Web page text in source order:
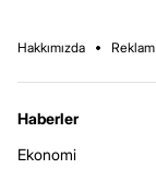
Hakkımızda Reklam
Haberler
Ekonomi